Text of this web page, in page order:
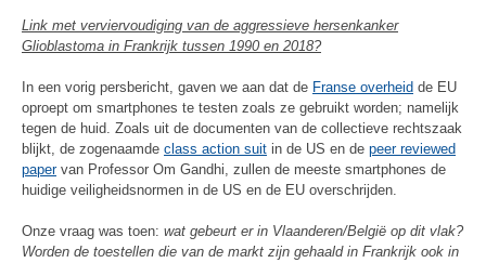
Link met verviervoudiging van de aggressieve hersenkanker
Glioblastoma in Frankrijk tussen 1990 en 2018?
In een vorig persbericht, gaven we aan dat de Franse overheid de EU
oproept om smartphones te testen zoals ze gebruikt worden; namelijk
tegen de huid. Zoals uit de documenten van de collectieve rechtszaak
blijkt, de zogenaamde class action suit in de US en de peer reviewed
papervan Professor Om Gandhi, zullen de meeste smartphones de
huidige veiligheidsnormen in de US en de EU overschrijden.
Onze vraag was toen: wat gebeurt er in Vlaanderen/België op dit vlak?
Worden de toestellen die van de markt zijn gehaald in Frankrijk ook in